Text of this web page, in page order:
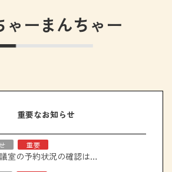
ゃーまんちゃー
重要なお知らせ
重要
＼南の駅やえせ会議室の予約状況の確認はこちら！／